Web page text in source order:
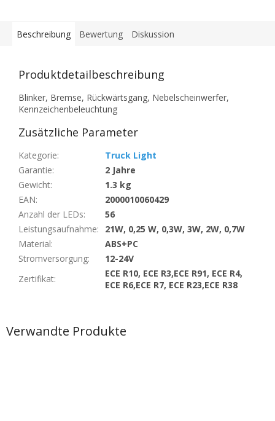
Verwandte Produkte
Beschreibung Bewertung Diskussion
Produktdetailbeschreibung
Blinker, Bremse, Rückwärtsgang, Nebelscheinwerfer,
Kennzeichenbeleuchtung
Zusätzliche Parameter
Kategorie:
Truck Light
Garantie:
2 Jahre
Gewicht:
1.3 kg
EAN:
2000010060429
Anzahl der LEDs:
56
Leistungsaufnahme:
21W, 0,25 W, 0,3W, 3W, 2W, 0,7W
Material:
ABS+PC
Stromversorgung:
12-24V
Zertifikat:
ECE R10, ECE R3,ECE R91, ECE R4,
ECE R6,ECE R7, ECE R23,ECE R38